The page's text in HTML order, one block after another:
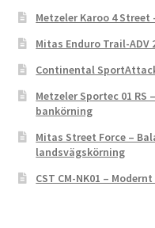
Metzeler Karoo 4
Mitas Enduro Trail-
Continental
Metzeler Sportec 01
bankörning
Mitas Street Force –
landsvägskörning
CST CM-NK01 –